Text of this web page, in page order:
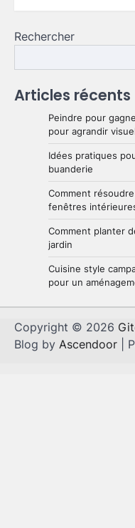
Rechercher
Articles récents
Peindre pour
pour agrandir
Idées pratiques
buanderie
Comment
fenêtres
Comment planter
jardin
Cuisine style
pour un
Copyright © 2026
Blog by Ascendoor |